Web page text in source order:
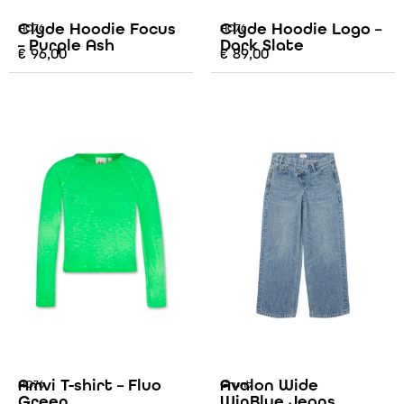
AO76
Clyde Hoodie Focus
– Purple Ash
€ 96,00
AO76
Clyde Hoodie Logo –
Dark Slate
€89,00
AO76
Amvi T-shirt – Fluo
Grunt
Avalon Wide